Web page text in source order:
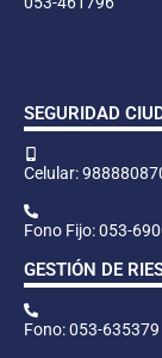
SEGURIDAD
Celular:
Fono Fijo: 053-
GESTIÓN DE
Fono: 053-635379